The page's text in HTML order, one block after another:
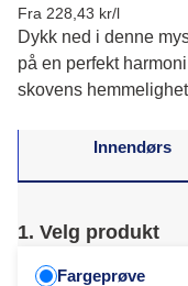
Fra 228,43 kr/l
Dykk ned i denne
på en perfekt
skovens
Innendørs
1. Velg produkt
Fargeprøve